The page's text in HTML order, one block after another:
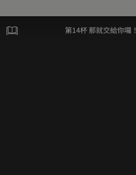
第14杯 那就交給你囉！